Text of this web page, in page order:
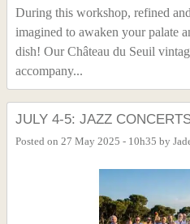
During this workshop, refined
imagined to awaken your palate
dish! Our Château du Seuil
accompany...
JULY 4-5: JAZZ
Posted on 27 May 2025 - 10h35 by